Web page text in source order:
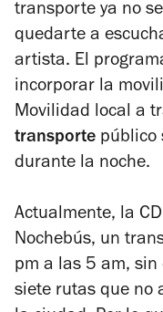
transporte ya no
quedarte a
artista. El
incorporar la
Movilidad local a
transporte público
durante la noche.
Actualmente, la
Nochebús, un
pm a las 5 am, sin
siete rutas que no